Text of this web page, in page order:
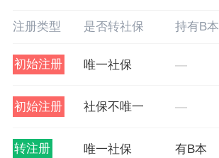
注册类型 是否转社保 持有B本
初始注册 唯一社保 —
初始注册 社保不唯一 —
转注册 唯一社保 有B本